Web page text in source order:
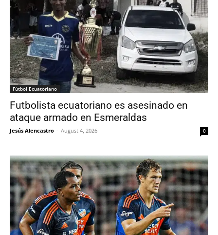
Fútbol Ecuatoriano
Futbolista ecuatoriano es asesinado en
ataque armado en Esmeraldas
Jesús Alencastro - August 4, 2026 0